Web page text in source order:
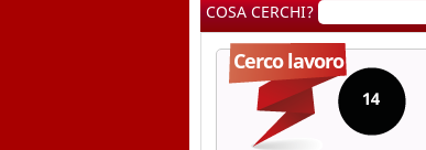
COSA CERCHI?
Cerco lavoro
14